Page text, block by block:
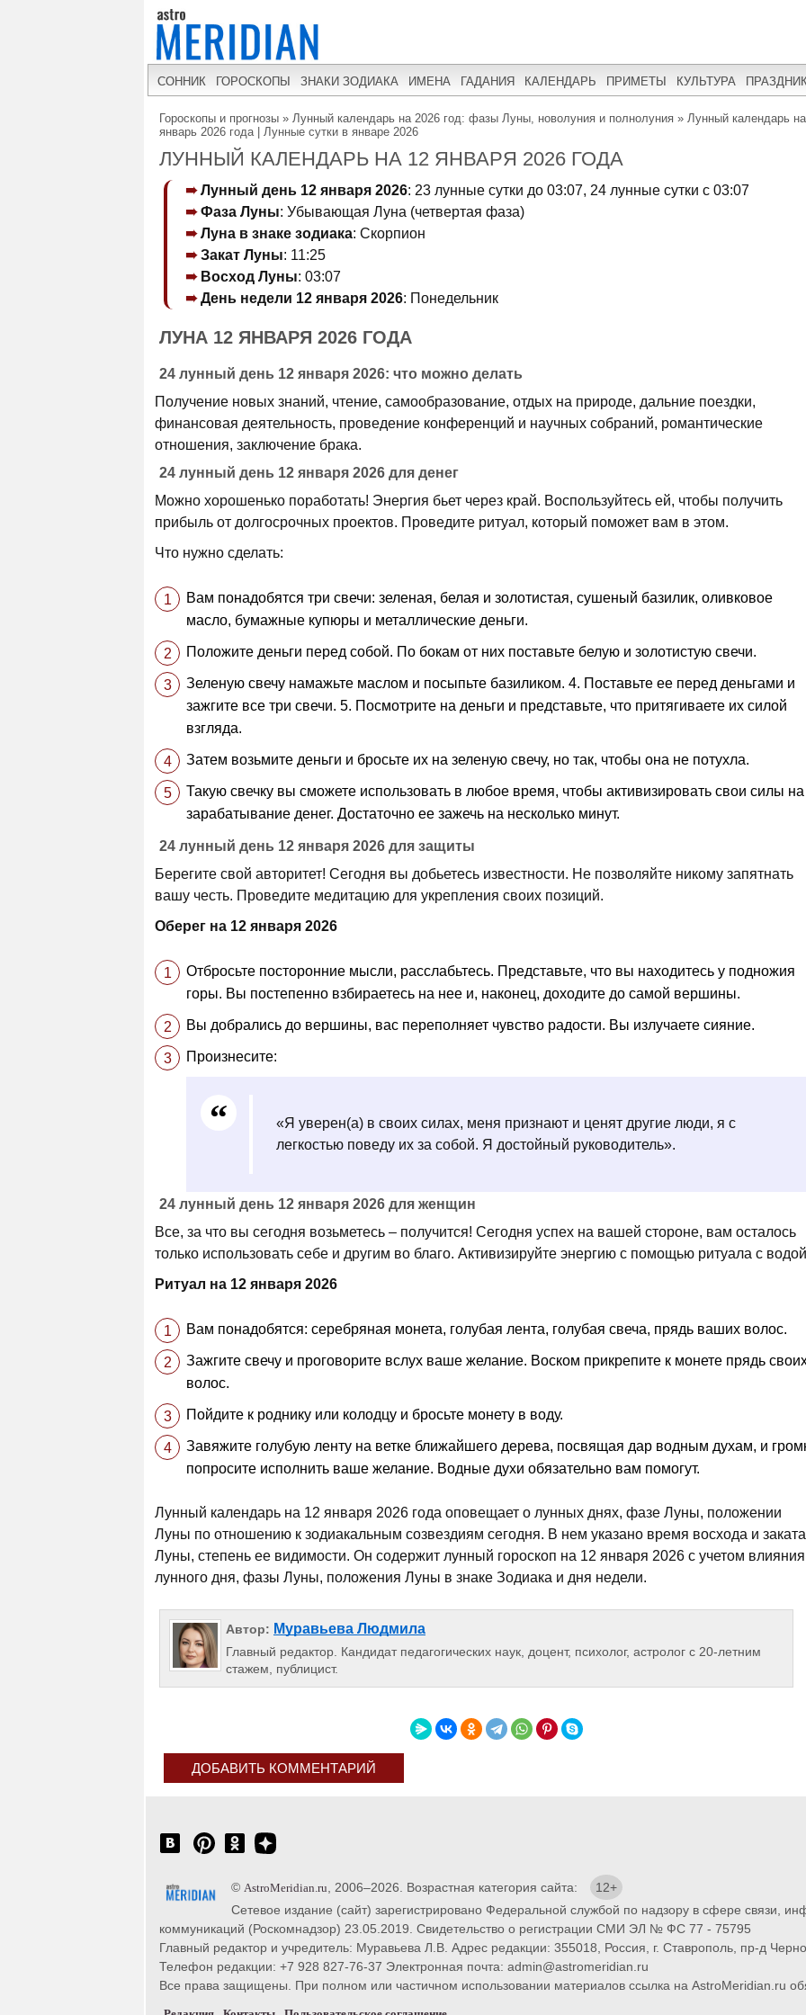
СОННИК ГОРОСКОПЫ ЗНАКИ ЗОДИАКА ИМЕНА ГАДАНИЯ КАЛЕНДАРЬ ПРИМЕТЫ КУЛЬТУРА
Гороскопы и прогнозы » Лунный календарь на 2026 год: фазы Луны, новолуния и полнолуния » Лунный календарь на
январь 2026 года | Лунные сутки в январе 2026
ЛУННЫЙ КАЛЕНДАРЬ НА 12 ЯНВАРЯ 2026 ГОДА
Лунный день 12 января 2026: 23 лунные сутки до 03:07, 24 лунные сутки с 03:07
Фаза Луны: Убывающая Луна (четвертая фаза)
Луна в знаке зодиака: Скорпион
Закат Луны: 11:25
Восход Луны: 03:07
День недели 12 января 2026: Понедельник
ЛУНА 12 ЯНВАРЯ 2026 ГОДА
24 лунный день 12 января 2026: что можно делать
Получение новых знаний, чтение, самообразование, отдых на природе, дальние поездки,
финансовая деятельность, проведение конференций и научных собраний, романтические
отношения, заключение брака.
24 лунный день 12 января 2026 для денег
Можно хорошенько поработать! Энергия бьет через край. Воспользуйтесь ей, чтобы получить
прибыль от долгосрочных проектов. Проведите ритуал, который поможет вам в этом.
Что нужно сделать:
Вам понадобятся три свечи: зеленая, белая и золотистая, сушеный базилик, оливковое
масло, бумажные купюры и металлические деньги.
Положите деньги перед собой. По бокам от них поставьте белую и золотистую свечи.
Зеленую свечу намажьте маслом и посыпьте базиликом. 4. Поставьте ее перед деньгами и
зажгите все три свечи. 5. Посмотрите на деньги и представьте, что притягиваете их силой
взгляда.
Затем возьмите деньги и бросьте их на зеленую свечу, но так, чтобы она не потухла.
Такую свечку вы сможете использовать в любое время, чтобы активизировать свои силы на
зарабатывание денег. Достаточно ее зажечь на несколько минут.
24 лунный день 12 января 2026 для защиты
Берегите свой авторитет! Сегодня вы добьетесь известности. Не позволяйте никому запятнать
вашу честь. Проведите медитацию для укрепления своих позиций.
Оберег на 12 января 2026
Отбросьте посторонние мысли, расслабьтесь. Представьте, что вы находитесь у подножия
горы. Вы постепенно взбираетесь на нее и, наконец, доходите до самой вершины.
Вы добрались до вершины, вас переполняет чувство радости. Вы излучаете сияние.
Произнесите:
«Я уверен(а) в своих силах, меня признают и ценят другие люди, я с
легкостью поведу их за собой. Я достойный руководитель».
24 лунный день 12 января 2026 для женщин
Все, за что вы сегодня возьметесь – получится! Сегодня успех на вашей стороне, вам осталось
только использовать себе и другим во благо. Активизируйте энергию с помощью ритуала с
Ритуал на 12 января 2026
Вам понадобятся: серебряная монета, голубая лента, голубая свеча, прядь ваших волос.
Зажгите свечу и проговорите вслух ваше желание. Воском прикрепите к монете прядь
волос.
Пойдите к роднику или колодцу и бросьте монету в воду.
Завяжите голубую ленту на ветке ближайшего дерева, посвящая дар водным духам, и
попросите исполнить ваше желание. Водные духи обязательно вам помогут.
Лунный календарь на 12 января 2026 года оповещает о лунных днях, фазе Луны, положении
Луны по отношению к зодиакальным созвездиям сегодня. В нем указано время восхода и заката
Луны, степень ее видимости. Он содержит лунный гороскоп на 12 января 2026 с учетом влияния
лунного дня, фазы Луны, положения Луны в знаке Зодиака и дня недели.
Автор: Муравьева Людмила
Главный редактор. Кандидат педагогических наук, доцент, психолог, астролог с 20-летним
стажем, публицист.
ДОБАВИТЬ КОММЕНТАРИЙ
© AstroMeridian.ru , 2006–2026. Возрастная категория сайта:
12+
Сетевое издание (сайт) зарегистрировано Федеральной службой по надзору в сфере связи,
коммуникаций (Роскомнадзор) 23.05.2019. Свидетельство о регистрации СМИ ЭЛ № ФС 77 - 75795
Главный редактор и учредитель: Муравьева Л.В. Адрес редакции: 355018, Россия, г. Ставрополь, пр-д
Телефон редакции: +7 928 827-76-37 Электронная почта: admin@astromeridian.ru
Все права защищены. При полном или частичном использовании материалов ссылка на AstroMeridian.ru